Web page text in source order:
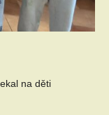
na děti